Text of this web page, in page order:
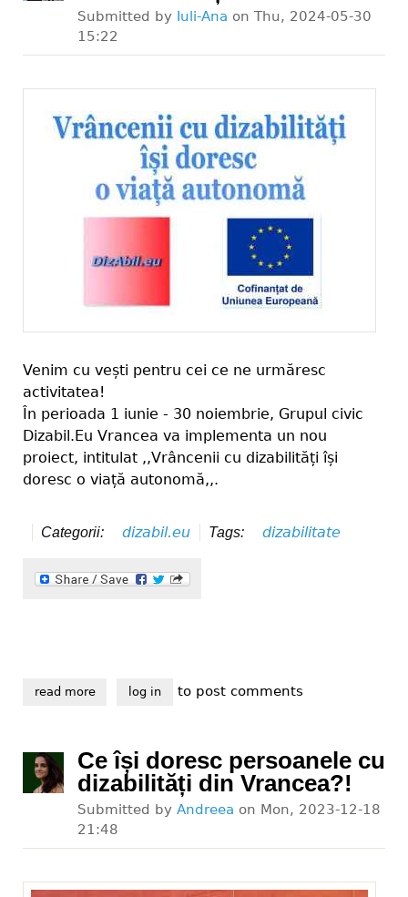
Submitted by Iuli-Ana on Thu, 2024-05-30
15:22
Venim cu vești pentru cei ce ne urmăresc
activitatea!
În perioada 1 iunie - 30 noiembrie, Grupul civic
Dizabil.Eu Vrancea va implementa un nou
proiect, intitulat ,,Vrâncenii cu dizabilități își
doresc o viață autonomă,,.
Categorii: dizabil.eu Tags: dizabilitate
read moreabout vrâncenii cu dizabilități își doresc o viață
log in to post comments
Ce își doresc persoanele cu
dizabilități din Vrancea?!
Submitted by Andreea on Mon, 2023-12-18
21:48